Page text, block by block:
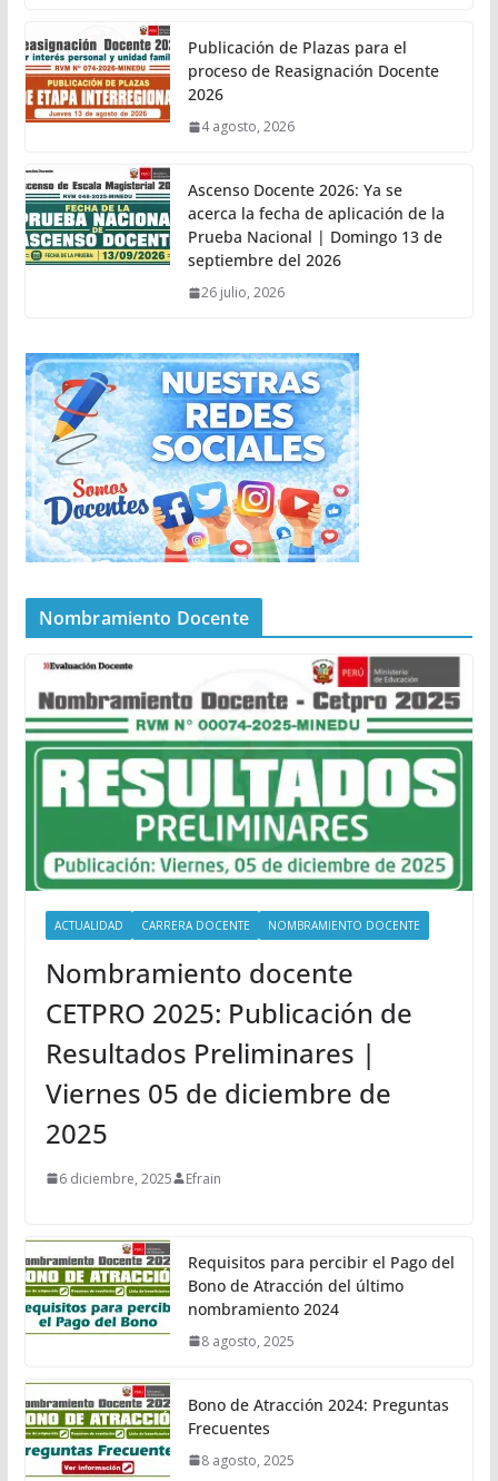
Publicación de Plazas para el
proceso de Reasignación Docente
2026
4 agosto, 2026
Ascenso Docente 2026: Ya se
acerca la fecha de aplicación de la
Prueba Nacional | Domingo 13 de
septiembre del 2026
26 julio, 2026
Nombramiento Docente
ACTUALIDAD CARRERA DOCENTE NOMBRAMIENTO DOCENTE
Nombramiento docente
CETPRO 2025: Publicación de
Resultados Preliminares |
Viernes 05 de diciembre de
2025
6 diciembre, 2025 Efrain
Requisitos para percibir el Pago del
Bono de Atracción del último
nombramiento 2024
8 agosto, 2025
Bono de Atracción 2024: Preguntas
Frecuentes
8 agosto, 2025